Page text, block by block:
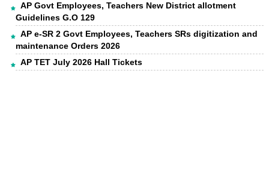
AP Govt Employees, Teachers New District allotment
Guidelines G.O 129
AP e-SR 2 Govt Employees, Teachers SRs digitization and
maintenance Orders 2026
AP TET July 2026 Hall Tickets